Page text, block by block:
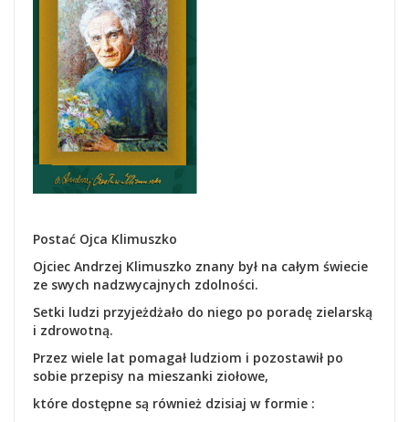
Postać Ojca Klimuszko
Ojciec Andrzej Klimuszko znany był na całym świecie
ze swych nadzwycajnych zdolności.
Setki ludzi przyjeżdżało do niego po poradę zielarską
i zdrowotną.
Przez wiele lat pomagał ludziom i pozostawił po
sobie przepisy na mieszanki ziołowe,
które dostępne są również dzisiaj w formie :